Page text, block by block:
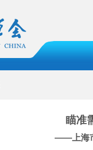
瞄准
——上海